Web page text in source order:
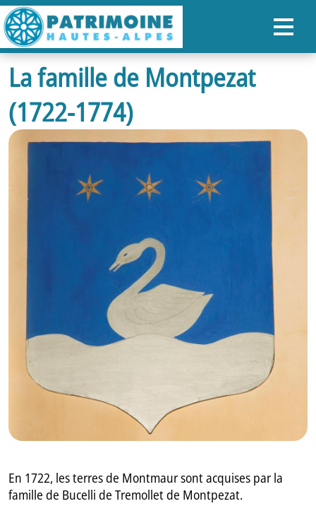
ACCUEIL
CARTE
NOS PARCOURS
RANDONNÉES
FR
GB
IT
La famille de Montpezat
(1722-1774)
En 1722, les terres de Montmaur sont acquises par la
famille de Bucelli de Tremollet de Montpezat.